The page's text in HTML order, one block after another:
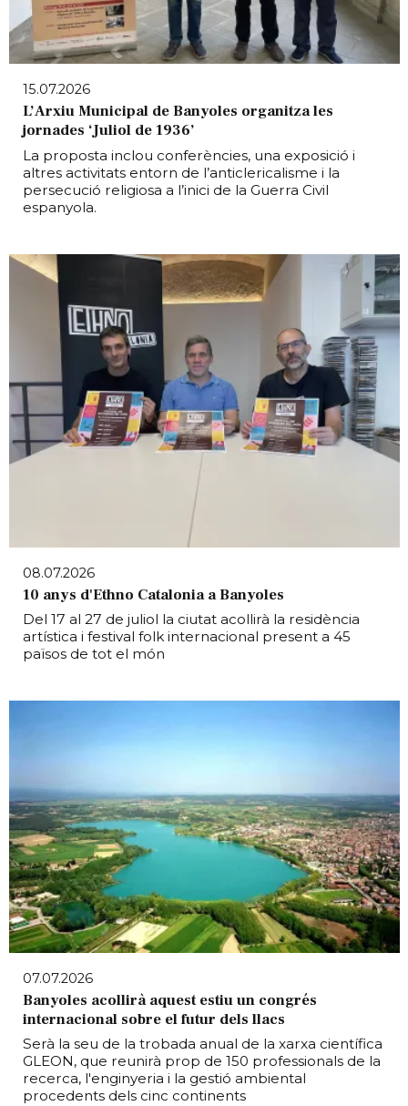
15.07.2026
L’Arxiu Municipal de Banyoles organitza les
jornades ‘Juliol de 1936’
La proposta inclou conferències, una exposició i
altres activitats entorn de l’anticlericalisme i la
persecució religiosa a l’inici de la Guerra Civil
espanyola.
08.07.2026
10 anys d'Ethno Catalonia a Banyoles
Del 17 al 27 de juliol la ciutat acollirà la residència
artística i festival folk internacional present a 45
països de tot el món
07.07.2026
Banyoles acollirà aquest estiu un congrés
internacional sobre el futur dels llacs
Serà la seu de la trobada anual de la xarxa científica
GLEON, que reunirà prop de 150 professionals de la
recerca, l'enginyeria i la gestió ambiental
procedents dels cinc continents